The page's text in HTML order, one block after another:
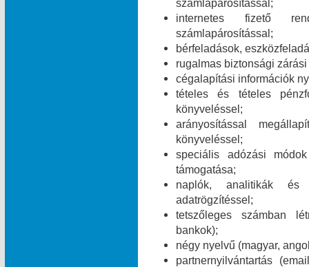
számlapárosítással;
internetes fizető
számlapárosítással;
bérfeladások,
rugalmas biztonsági
cégalapítási információk
tételes és tételes
könyveléssel;
arányosítással
könyveléssel;
speciális adózási
támogatása;
naplók, analitikák és
adatrögzítéssel;
tetszőleges számban
bankok);
négy nyelvű (magyar,
partnernyilvántartás